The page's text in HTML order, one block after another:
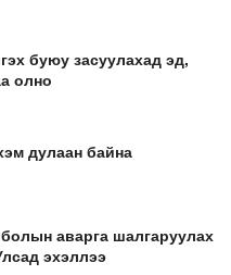
буюу засуулахад эд,
олно
дулаан байна
аварга шалгаруулах
эхэллээ